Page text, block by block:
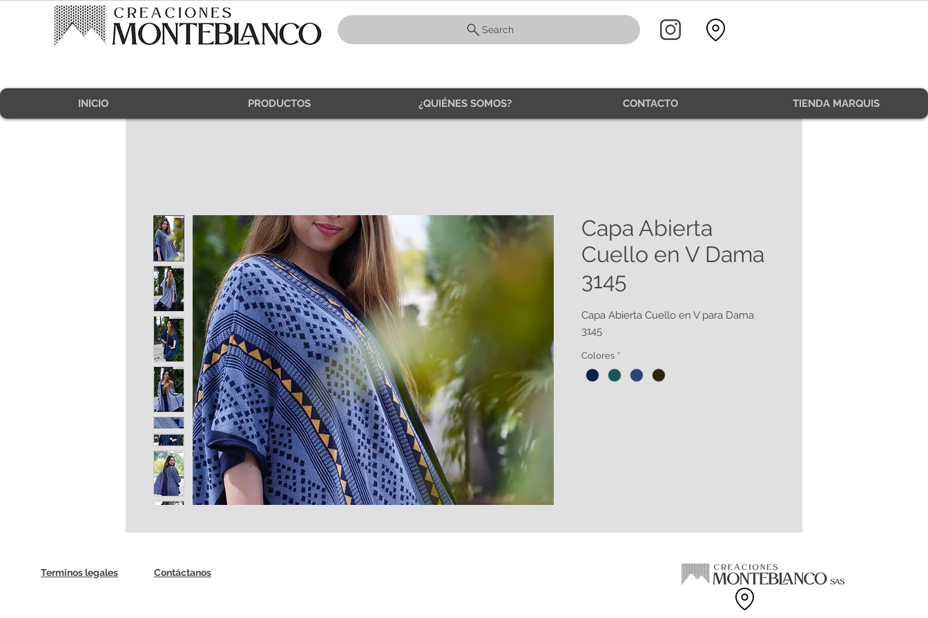
Search
INICIO PRODUCTOS ¿QUIÉNES SOMOS? CONTACTO TIENDA MARQUIS
Capa Abierta
Cuello en V Dama
3145
Capa Abierta Cuello en V para Dama
3145
Colores *
Terminos legales Contáctanos